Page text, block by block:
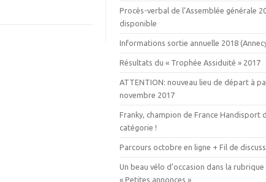
Procès-verbal de l’Assemblée générale
disponible
Informations sortie annuelle 2018
Résultats du « Trophée Assiduité » 2017
ATTENTION: nouveau lieu de départ à
novembre 2017
Franky, champion de France Handisport
catégorie !
Parcours octobre en ligne + Fil de
Un beau vélo d’occasion dans la rubrique
« Petites annonces »